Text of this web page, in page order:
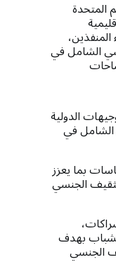
الشامل في
الدولية
في
بما يعزز
الجنسي
بهدف
الجنسي